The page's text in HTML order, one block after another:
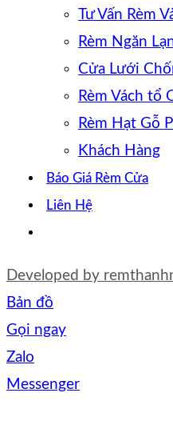
Tư Vấn Rèm
Rèm Ngăn
Cửa Lưới
Rèm Vách tổ
Rèm Hạt Gỗ
Khách Hàng
Báo Giá Rèm Cửa
Liên Hệ
Developed by
Bản đồ
Gọi ngay
Zalo
Messenger